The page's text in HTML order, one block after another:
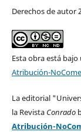
Derechos de autor
Esta obra está
Atribución-
La editorial
la Revista Conrado
Atribución-